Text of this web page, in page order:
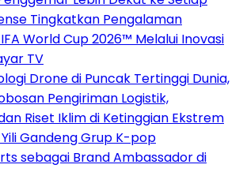
Tingkatkan Pengalaman
World Cup 2026™ Melalui Inovasi
TV
Drone di Puncak Tertinggi Dunia,
Pengiriman Logistik,
Riset Iklim di Ketinggian Ekstrem
Gandeng Grup K-pop
sebagai Brand Ambassador di